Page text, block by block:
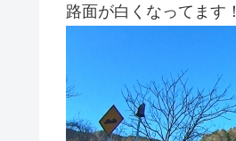
路面が白くなってます！